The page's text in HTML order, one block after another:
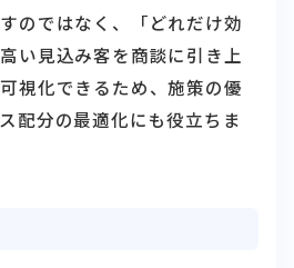
のではなく、「どれだけ効
い見込み客を商談に引き上
視化できるため、施策の優
配分の最適化にも役立ちま